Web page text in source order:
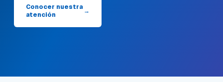
Conocer nuestra
atención
→